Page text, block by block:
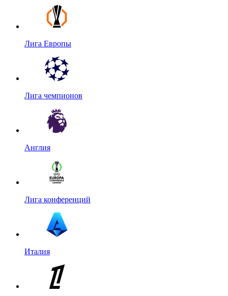
Лига Европы
Лига чемпионов
Англия
Лига конференций
Италия